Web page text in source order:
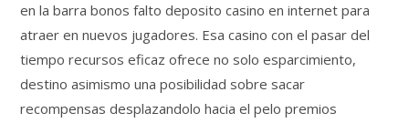
en la barra bonos falto deposito casino en internet para
atraer en nuevos jugadores. Esa casino con el pasar del
tiempo recursos eficaz ofrece no solo esparcimiento,
destino asimismo una posibilidad sobre sacar
recompensas desplazandolo hacia el pelo premios